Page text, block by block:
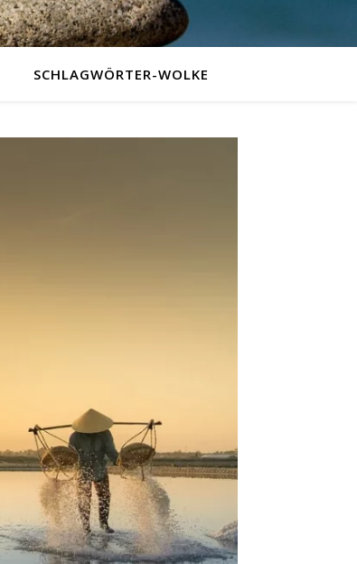
SCHLAGWÖRTER-WOLKE